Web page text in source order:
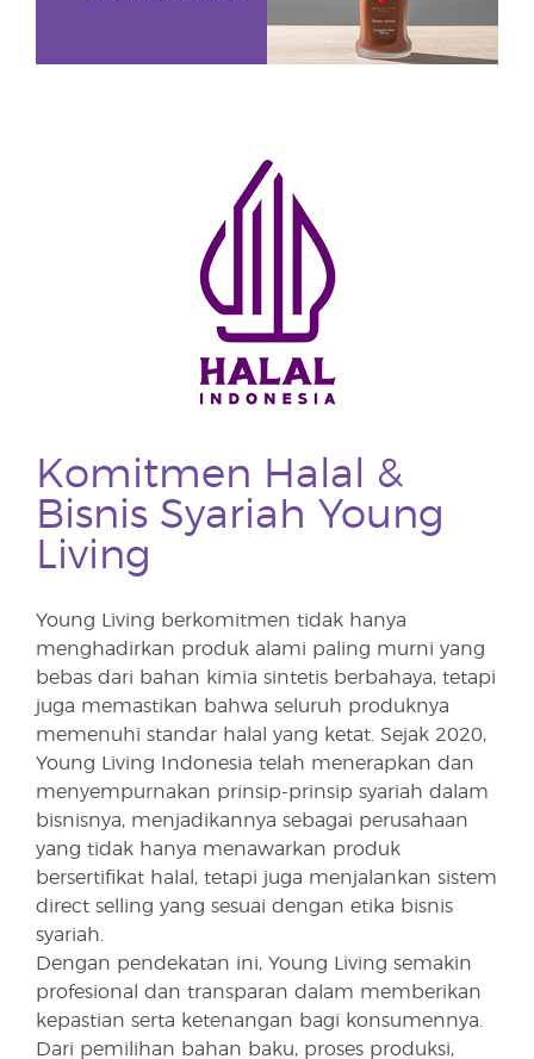
Komitmen Halal &
Bisnis Syariah Young
Living
Young Living berkomitmen tidak hanya
menghadirkan produk alami paling murni yang
bebas dari bahan kimia sintetis berbahaya, tetapi
juga memastikan bahwa seluruh produknya
memenuhi standar halal yang ketat. Sejak 2020,
Young Living Indonesia telah menerapkan dan
menyempurnakan prinsip-prinsip syariah dalam
bisnisnya, menjadikannya sebagai perusahaan
yang tidak hanya menawarkan produk
bersertifikat halal, tetapi juga menjalankan sistem
direct selling yang sesuai dengan etika bisnis
syariah.
Dengan pendekatan ini, Young Living semakin
profesional dan transparan dalam memberikan
kepastian serta ketenangan bagi konsumennya.
Dari pemilihan bahan baku, proses produksi,